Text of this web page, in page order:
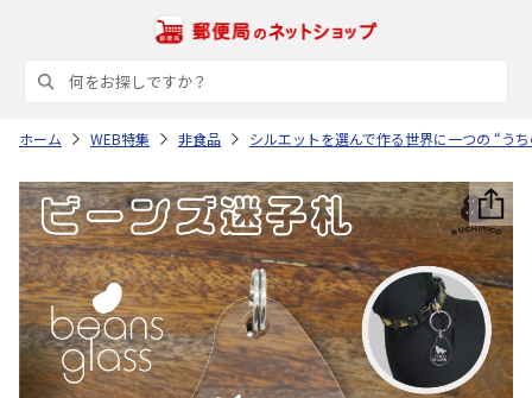
ホーム WEB特集 非食品 シルエットを選んで作る世界に一つの “う